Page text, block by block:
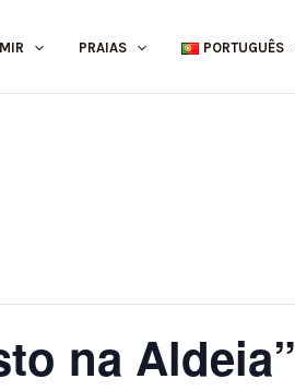
PRAIAS PORTUGUÊS
na Aldeia”